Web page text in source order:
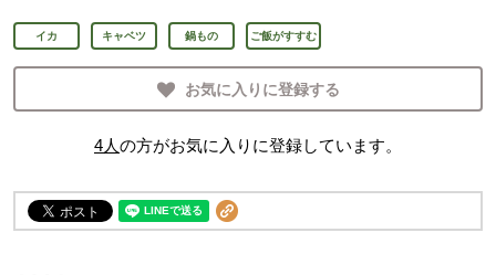
イカ キャベツ 鍋もの ご飯がすすむ
お気に入りに登録する
4人の方がお気に入りに登録しています。